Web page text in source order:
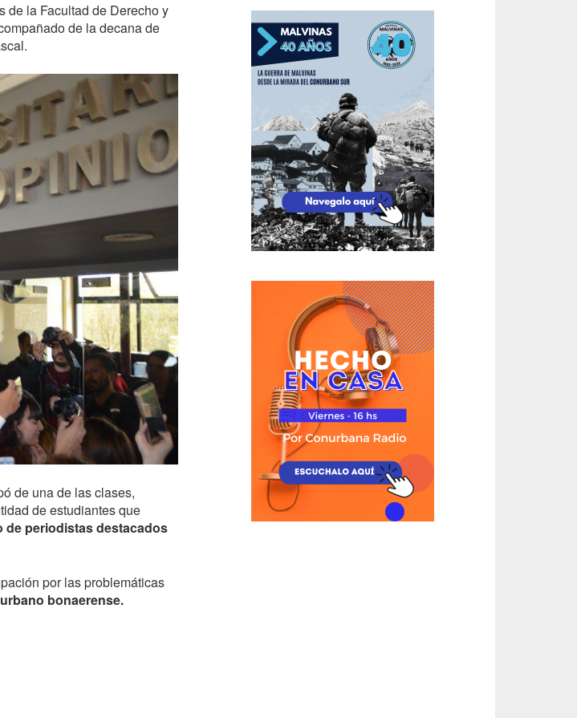
de la Facultad de Derecho y
de la decana de
de una de las clases,
de estudiantes que
de periodistas destacados
por las problemáticas
bonaerense.